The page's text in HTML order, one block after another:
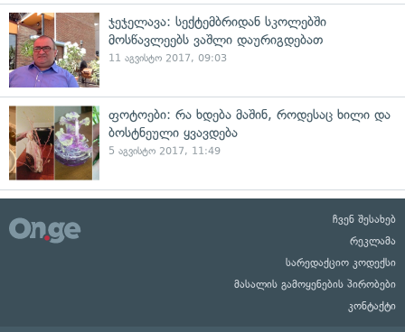
ჯეჯელავა: სექტემბრიდან სკოლებში
მოსწავლეებს ვაშლი დაურიგდებათ
11 აგვისტო 2017, 09:03
ფოტოები: რა ხდება მაშინ, როდესაც ხილი და
ბოსტნეული ყვავდება
5 აგვისტო 2017, 11:49
ჩვენ შესახებ
რეკლამა
სარედაქციო კოდექსი
მასალის გამოყენების პირობები
კონტაქტი